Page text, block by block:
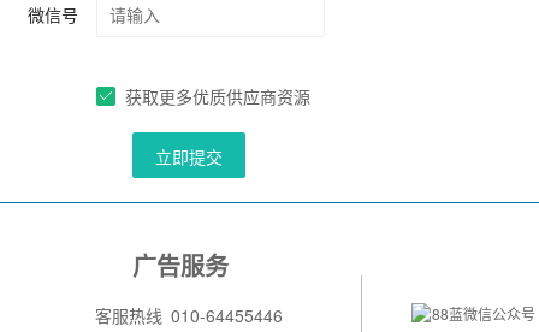
微信号
获取更多优质供应商资源
立即提交
广告服务
客服热线 010-64455446